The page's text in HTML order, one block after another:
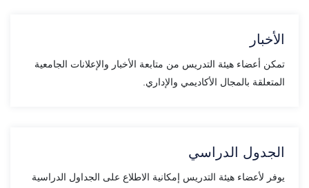
الأخبار
تمكن أعضاء هيئة التدريس من متابعة الأخبار والإعلانات الجامعية
المتعلقة بالمجال الأكاديمي والإداري.
الجدول الدراسي
يوفر لأعضاء هيئة التدريس إمكانية الاطلاع على الجداول الدراسية